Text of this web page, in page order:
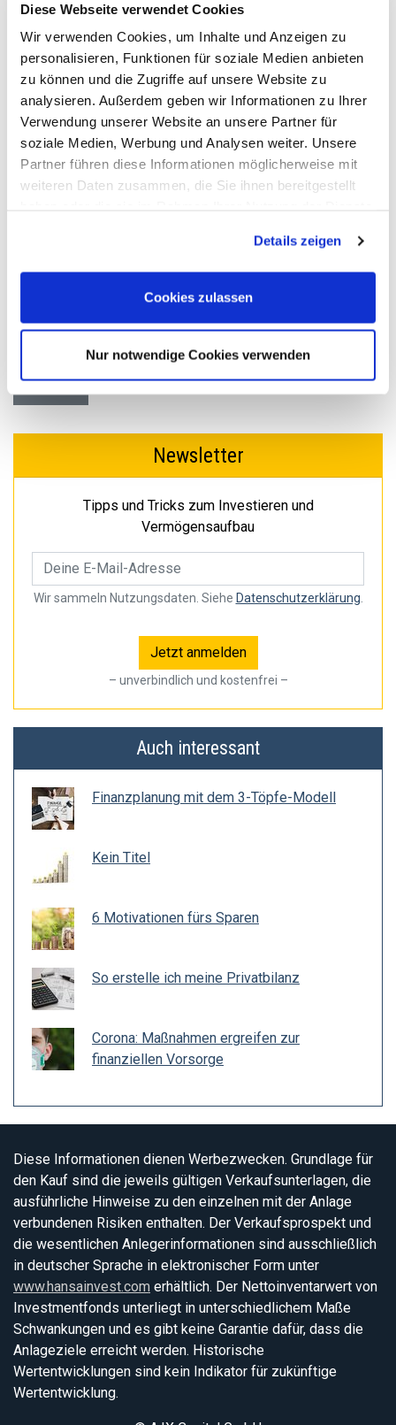
Diese Webseite verwendet Cookies
Wir verwenden Cookies, um Inhalte und Anzeigen zu
personalisieren, Funktionen für soziale Medien anbieten
zu können und die Zugriffe auf unsere Website zu
analysieren. Außerdem geben wir Informationen zu Ihrer
Verwendung unserer Website an unsere Partner für
soziale Medien, Werbung und Analysen weiter. Unsere
Partner führen diese Informationen möglicherweise mit
weiteren Daten zusammen, die Sie ihnen bereitgestellt
Cookies, wenn Sie unsere Webseite weiterhin nutzen.
Details zeigen
Cookies zulassen
Nur notwendige Cookies verwenden
Emotionen aus den Anlageentscheidungen heraus zu halten,
da uns diese in den allermeisten Fällen nur Geld kosten.
Um den größten Renditekiller, nämlich uns, zu beseitigen
müssen wir uns also individuell für ein System entscheiden.
Wir müssen es verstehen. Und wir müssen uns daran halten.
In dieser Beziehung ist Kapitalanlage nicht anders als
Gesundheit. Mit weniger Essen, Alkohol und Rauchen sowie
mehr Bewegung lebt man gesünder. Auch ein eher
Newsletter
Tipps und Tricks zum Investieren und
Vermögensaufbau
Wir sammeln Nutzungsdaten. Siehe Datenschutzerklärung.
– unverbindlich und kostenfrei –
Auch interessant
Finanzplanung mit dem 3-Töpfe-Modell
Kein Titel
6 Motivationen fürs Sparen
So erstelle ich meine Privatbilanz
Corona: Maßnahmen ergreifen zur
finanziellen Vorsorge
Diese Informationen dienen Werbezwecken. Grundlage für
den Kauf sind die jeweils gültigen Verkaufsunterlagen, die
ausführliche Hinweise zu den einzelnen mit der Anlage
verbundenen Risiken enthalten. Der Verkaufsprospekt und
die wesentlichen Anlegerinformationen sind ausschließlich
in deutscher Sprache in elektronischer Form unter
www.hansainvest.com erhältlich. Der Nettoinventarwert von
Investmentfonds unterliegt in unterschiedlichem Maße
Schwankungen und es gibt keine Garantie dafür, dass die
Anlageziele erreicht werden. Historische
Wertentwicklungen sind kein Indikator für zukünftige
Wertentwicklung.